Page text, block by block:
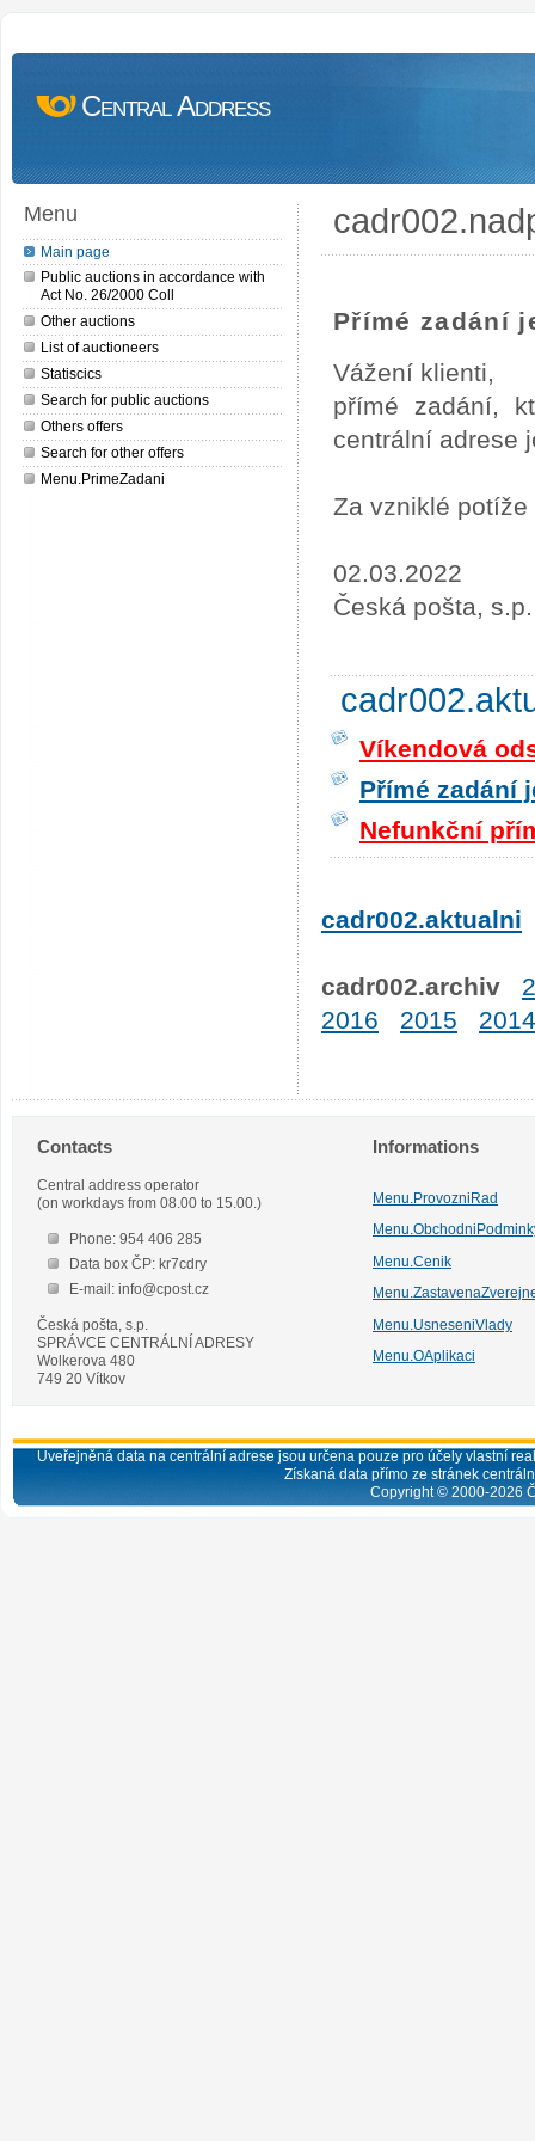
Central Address
Menu
Main page
Public auctions in accordance with
Act No. 26/2000 Coll
Other auctions
List of auctioneers
Statiscics
Search for public auctions
Others offers
Search for other offers
Menu.PrimeZadani
Přímé zadání
Vážení klienti,
přímé zadání,
centrální adrese
Za vzniklé
02.03.2022
Česká pošta, s.p.
Víkendová
Přímé zadání
Nefunkční
cadr002.aktualni
cadr002.archiv
2016
2015 2014
Contacts
Central address operator
(on workdays from 08.00 to 15.00.)
Phone: 954 406 285
Data box ČP: kr7cdry
E-mail: info@cpost.cz
Česká pošta, s.p.
SPRÁVCE CENTRÁLNÍ ADRESY
Wolkerova 480
749 20 Vítkov
Informations
Menu.ProvozniRad
Menu.Cenik
Menu.UsneseniVlady
Menu.OAplikaci
Uveřejněná data na centrální adrese jsou určena pouze pro účely vlastní
Získaná data přímo ze stránek
Copyright © 2000-2026